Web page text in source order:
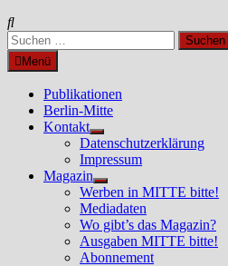
Suchen
nach:Menü
Publikationen
Berlin-Mitte
Kontakt
Untermenü
anzeigen
Datenschutzerklärung
Impressum
Magazin
Untermenü
anzeigen
Werben in MITTE bitte!
Mediadaten
Wo gibt’s das Magazin?
Ausgaben MITTE bitte!
Abonnement